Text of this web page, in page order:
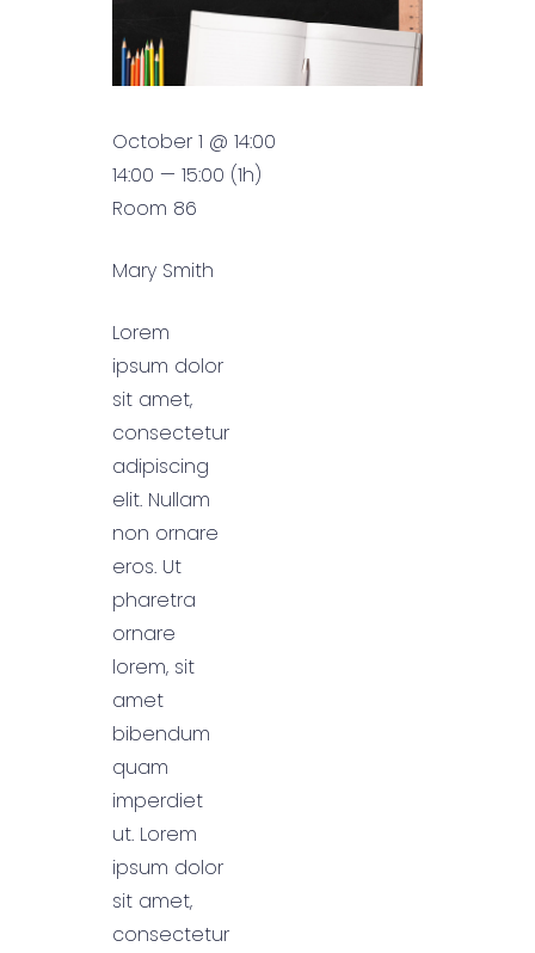
Lorem
ipsum dolor
sit amet,
consectetur
adipiscing
elit. Nullam
non ornare
eros. Ut
pharetra
ornare
lorem, sit
amet
bibendum
quam
imperdiet
ut. Lorem
ipsum dolor
sit amet,
consectetur
October 1 @ 14:00
14:00 — 15:00 (1h)
Room 86
Mary Smith